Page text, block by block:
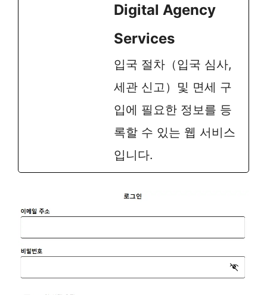
Digital Agency
Services
입국 절차（입국 심사,
세관 신고）및 면세 구
입에 필요한 정보를 등
록할 수 있는 웹 서비스
입니다.